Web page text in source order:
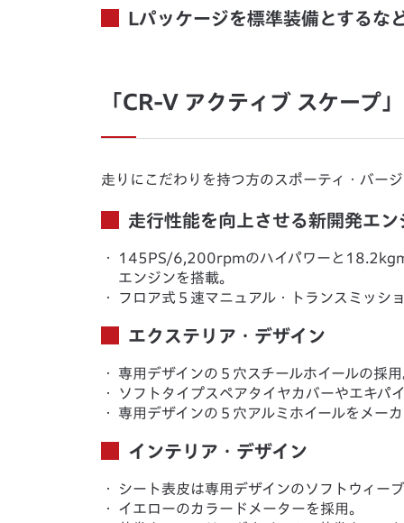
Lパッケージを標準装備とするな
「CR-V アクティブ スケープ
走りにこだわりを持つ方のスポーティ・バー
走行性能を向上させる新開発エ
・
145PS/6,200rpmのハイパワーと
エンジンを搭載。
・
フロア式５速マニュアル・トランスミッシ
エクステリア・デザイン
・
専用デザインの５穴スチールホイールの採
・
ソフトタイプスペアタイヤカバーやエキパ
・
専用デザインの５穴アルミホイールをメー
インテリア・デザイン
・
シート表皮は専用デザインのソフトウィー
・
イエローのカラードメーターを採用。